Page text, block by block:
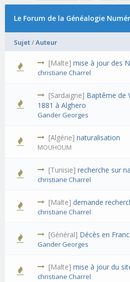
Le Forum de la Généalogie
Sujet/Auteur
[Malte]mise à jour des
christiane Charrel
[Sardaigne] Baptême de
1881 à Alghero
Gander Georges
[Algérie]naturalisation
MOUHOUM
[Tunisie]recherche sur
christiane Charrel
[Malte] demande
christiane Charrel
[Général] Décès en
Gander Georges
[Malte]mise à jour du
christiane Charrel